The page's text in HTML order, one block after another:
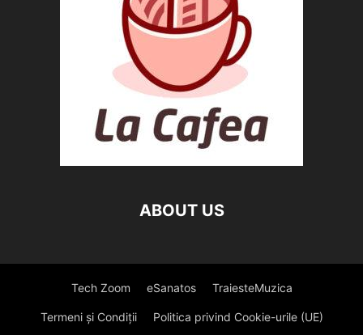
ABOUT US
Tech Zoom eSanatos TraiesteMuzica
Termeni și Condiții Politica privind Cookie-urile (UE)